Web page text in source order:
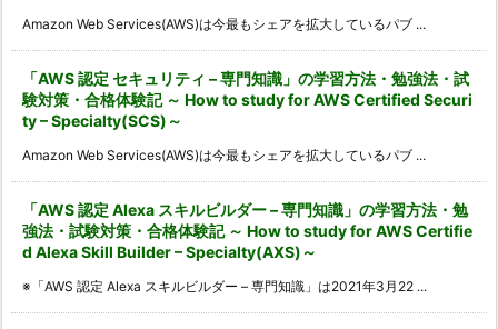
Amazon Web Services(AWS)は今最もシェアを拡大しているパブ ...
「AWS 認定 セキュリティ – 専門知識」の学習方法・勉強法・試
験対策・合格体験記 ～ How to study for AWS Certified Securi
ty – Specialty(SCS)～
Amazon Web Services(AWS)は今最もシェアを拡大しているパブ ...
「AWS 認定 Alexa スキルビルダー – 専門知識」の学習方法・勉
強法・試験対策・合格体験記 ～ How to study for AWS Certifie
d Alexa Skill Builder – Specialty(AXS)～
※「AWS 認定 Alexa スキルビルダー – 専門知識」は2021年3月22 ...